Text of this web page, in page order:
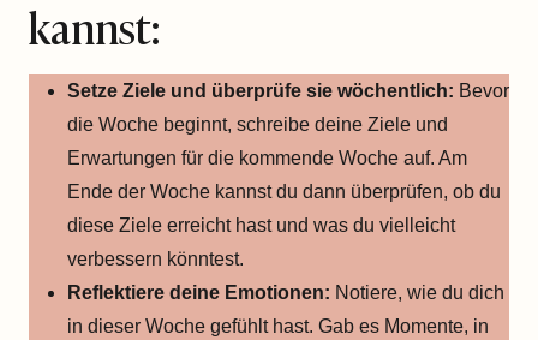
kannst:
Setze Ziele und überprüfe sie wöchentlich: Bevor
die Woche beginnt, schreibe deine Ziele und
Erwartungen für die kommende Woche auf. Am
Ende der Woche kannst du dann überprüfen, ob du
diese Ziele erreicht hast und was du vielleicht
verbessern könntest.
Reflektiere deine Emotionen: Notiere, wie du dich
in dieser Woche gefühlt hast. Gab es Momente, in